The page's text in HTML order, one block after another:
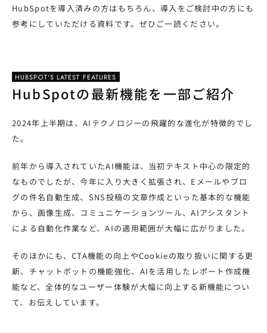
HubSpotを導入済みの方はもちろん、導入をご検討中の方にも
参考にしていただける資料です。ぜひご一読ください。
HUBSPOT'S LATEST FEATURES
HubSpotの最新機能を一部ご紹介
2024年上半期は、AIテクノロジーの飛躍的な進化が特徴的でし
た。
前年から導入されていたAI機能は、当初テキスト中心の限定的
なものでしたが、今年に入り大きく拡張され、Eメールやブロ
グの件名自動生成、SNS投稿の文章作成といった基本的な機能
から、画像生成、コミュニケーションツール、AIアシスタント
による自動化作業など、AIの適用範囲が大幅に広がりました。
そのほかにも、CTA機能の向上やCookieの取り扱いに関する更
新、チャットボットの機能強化、AIを活用したレポート作成機
能など、全体的なユーザー体験が大幅に向上する新機能につい
て、お伝えしています。